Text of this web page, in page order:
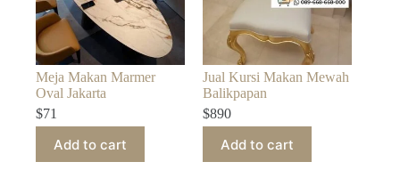
Meja Makan Marmer
Oval Jakarta
$71
Add to cart
Jual Kursi Makan Mewah
Balikpapan
$890
Add to cart